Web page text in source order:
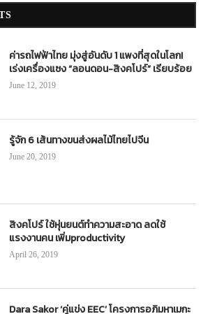
ค่ารถไฟฟ้าไทย มุ่งสู่อันดับ 1 แพงที่สุดในโลก!
เร่งเครื่องแซง “ลอนดอน-สิงคโปร์” เรียบร้อย
June 12, 2019
รู้จัก 6 เส้นทางขนส่งผลไม้ไทยไปจีน
June 20, 2019
สิงคโปร์ ใช้หุ่นยนต์ทำความสะอาด ลดใช้
แรงงานคน เพิ่มproductivity
April 26, 2019
Dara Sakor ‘คู่แข่ง EEC’ โครงการอภิมหาเมกะ